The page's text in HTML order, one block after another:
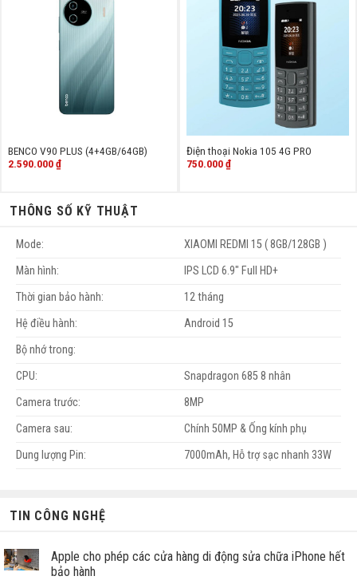
BENCO V90 PLUS (4+4GB/64GB)
2.590.000₫
Điện thoại Nokia 105 4G PRO
750.000₫
THÔNG SỐ KỸ THUẬT
Mode:
XIAOMI REDMI 15 ( 8GB/128GB )
Màn hình:
IPS LCD 6.9" Full HD+
Thời gian bảo hành:
12 tháng
Hệ điều hành:
Android 15
Bộ nhớ trong:
CPU:
Snapdragon 685 8 nhân
Camera trước:
8MP
Camera sau:
Chính 50MP & Ống kính phụ
Dung lượng Pin:
7000mAh, Hỗ trợ sạc nhanh 33W
TIN CÔNG NGHỆ
Apple cho phép các cửa hàng di động sửa chữa iPhone hết
bảo hành